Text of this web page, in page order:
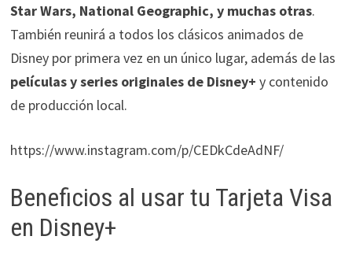
Star Wars, National Geographic, y muchas otras.
También reunirá a todos los clásicos animados de
Disney por primera vez en un único lugar, además de las
películas y series originales de Disney+ y contenido
de producción local.
https://www.instagram.com/p/CEDkCdeAdNF/
Beneficios al usar tu Tarjeta Visa
en Disney+